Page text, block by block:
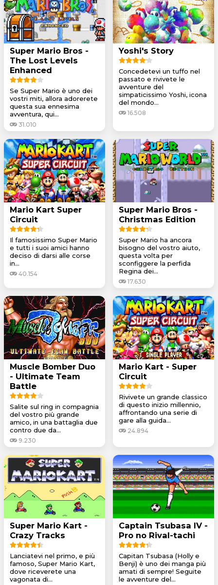
Super Mario Bros -
The Lost Levels
Enhanced
Se Super Mario è uno dei
vostri miti, allora adorerete
questa sua ennesima
avventura, qui...
31.010
Yoshi's Story
Concedetevi un tuffo nel
passato e rivivete le
avventure del
simpaticissimo Yoshi, icona
del mondo...
16.508
Mario Kart Super
Circuit
Il famosissimo Super Mario
e tutti i suoi amici hanno
deciso di darsi alle corse
in...
40.154
Super Mario Bros -
Christmas Edition
Super Mario ha ancora
bisogno del vostro aiuto,
questa volta per
sconfiggere la perfida
Regina dei...
17.630
Muscle Bomber Duo
- Ultimate Team
Battle
Salite sul ring in compagnia
del vostro più grande
amico, in una battaglia due
contro due da...
9.230
Mario Kart - Super
Circuit
Rivivete un grande classico
di questo inizio millennio,
affrontando una serie di
gare alla guida...
24.894
Super Mario Kart -
Crazy Tracks
Lanciatevi nel primo, e più
famoso, Super Mario Kart,
dove riceverete una
vagonata di...
Captain Tsubasa IV -
Pro no Rival-tachi
Capitan Tsubasa (Holly e
Benji) è uno dei manga più
amati di sempre! Seguite
le avventure del...